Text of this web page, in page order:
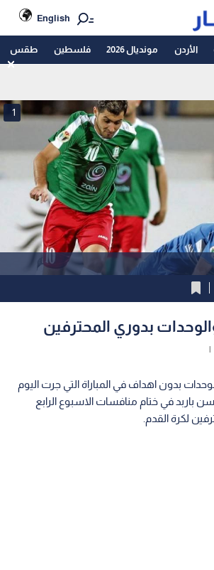
English
الأردن مونديال 2026 فلسطين طقس
1
بدوري المحترفين
|
بدون اهداف في المباراة التي جرت اليوم
باربد في ختام منافسات الاسبوع الرابع
لكرة القدم.